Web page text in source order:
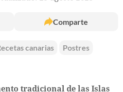
Comparte
canarias
Postres
tradicional de las Islas